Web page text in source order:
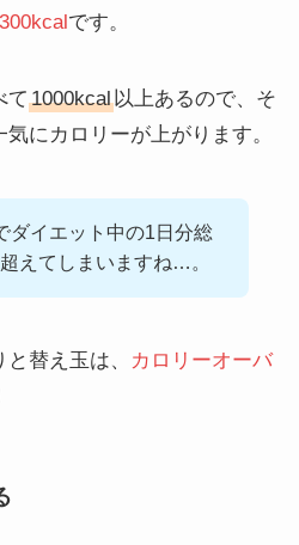
300kcal です。
て 1000kcal以上あるので、そ
にカロリーが上がります。
ダイエット中の1日分総
えてしまいますね…。
替え玉は、
カロリーオーバ